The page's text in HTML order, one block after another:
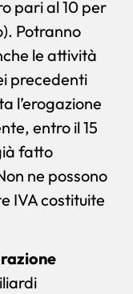
pari al 10 per
Potranno
le attività
precedenti
l’erogazione
entro il 15
fatto
ne possono
IVA costituite